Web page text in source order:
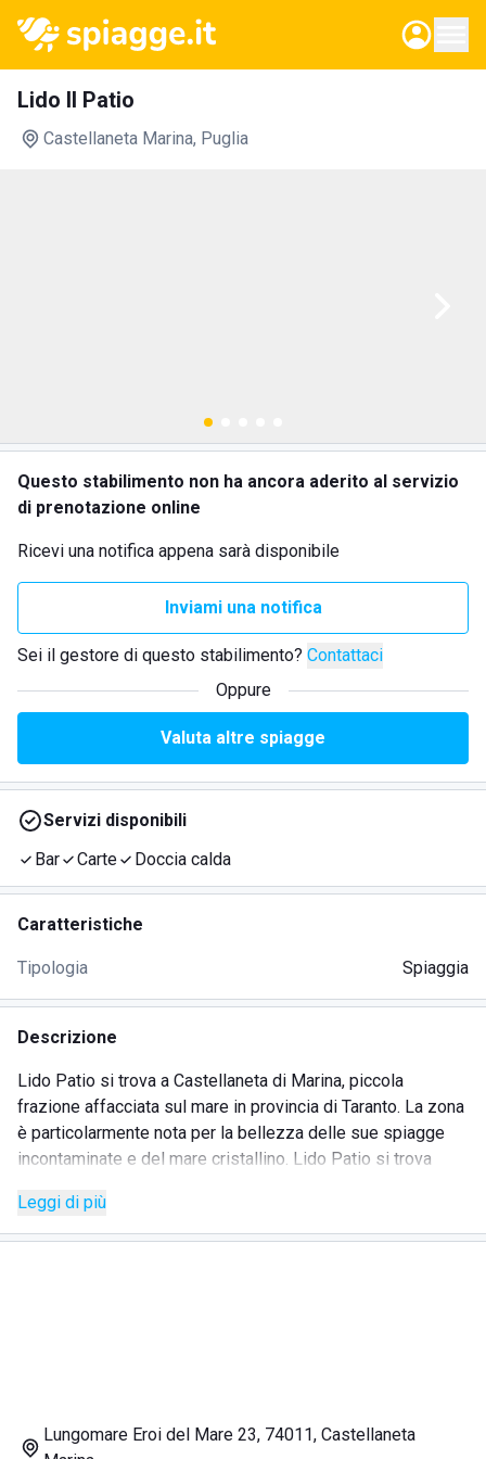
Lido Il Patio
Castellaneta Marina, Puglia
Questo stabilimento non ha ancora aderito al servizio
di prenotazione online
Ricevi una notifica appena sarà disponibile
Inviami una notifica
Sei il gestore di questo stabilimento? Contattaci
Oppure
Valuta altre spiagge
Servizi disponibili
Bar
Carte Doccia calda
Caratteristiche
Tipologia Spiaggia
Descrizione
Lido Patio si trova a Castellaneta di Marina, piccola
frazione affacciata sul mare in provincia di Taranto. La zona
è particolarmente nota per la bellezza delle sue spiagge
incontaminate e del mare cristallino. Lido Patio si trova
centro che può essere facilmente raggiungibile a piedi.
Presso questo splendido lido, incastonato in una delle
riposo lontano dai mille impegni della vita quotidiana.
Leggi di più
Lungomare Eroi del Mare 23, 74011, Castellaneta